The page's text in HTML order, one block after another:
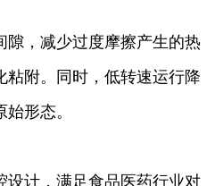
隙，减少过度摩擦产生的热
粘附。同时，低转速运行降
形态。
设计，满足食品医药行业对